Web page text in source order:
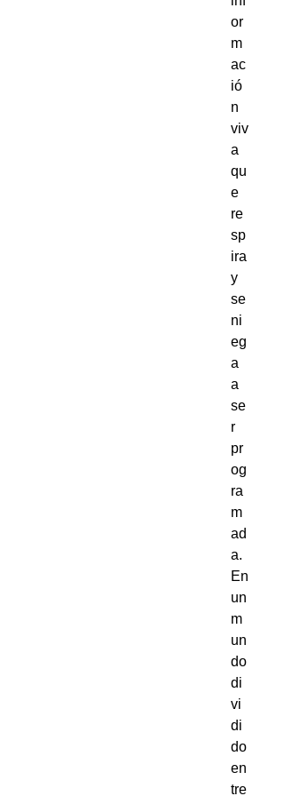
or
m
ac
ió
n
viv
a
qu
e
re
sp
ira
y
se
ni
eg
a
a
se
r
pr
og
ra
m
ad
a.
En
un
m
un
do
di
vi
di
do
en
tre